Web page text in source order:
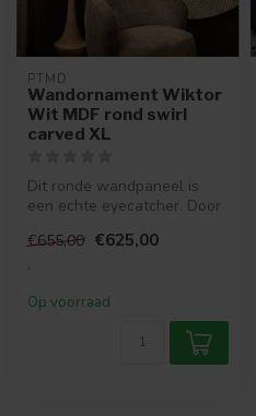
PTMD
Wandornament Wiktor
Wit MDF rond swirl
carved XL
Dit ronde wandpaneel is
een echte eyecatcher. Door
wandpa...
€655,00 €625,00
.
Op voorraad